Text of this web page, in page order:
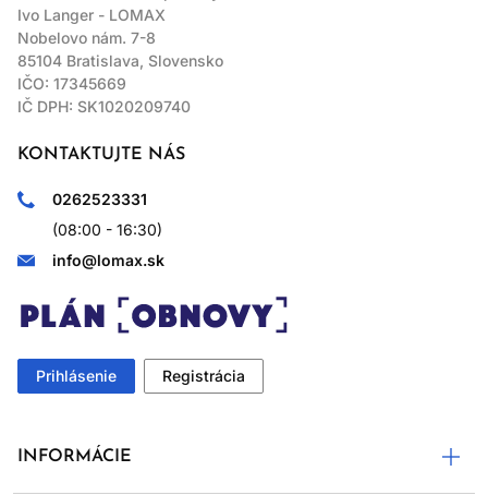
Ivo Langer - LOMAX
Nobelovo nám. 7-8
85104 Bratislava, Slovensko
IČO: 17345669
IČ DPH: SK1020209740
KONTAKTUJTE NÁS
0262523331
(08:00 - 16:30)
info@lomax.sk
Prihlásenie Registrácia
INFORMÁCIE